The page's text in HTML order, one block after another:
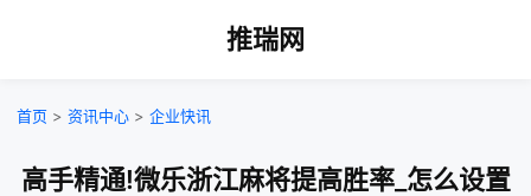
推瑞网
首页 > 资讯中心 > 企业快讯
高手精通!微乐浙江麻将提高胜率_怎么设置